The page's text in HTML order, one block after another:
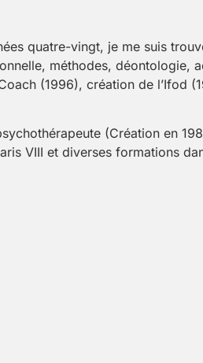
quatre-vingt, je me suis
méthodes, déontologie,
(1996), création de l’Ifod
(Création en
VIII et diverses formations